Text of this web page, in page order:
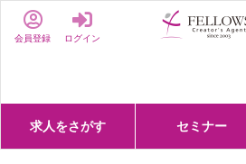
会員登録 ログイン
求人をさがす セミナー